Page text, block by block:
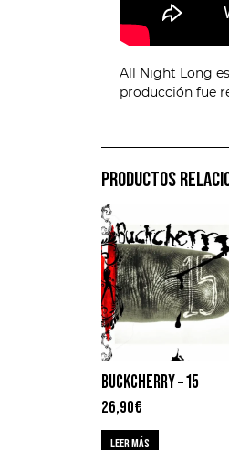
All Night Long
producción fue
PRODUCTOS
BUCKCHERRY – 15
26,90€
LEER MÁS